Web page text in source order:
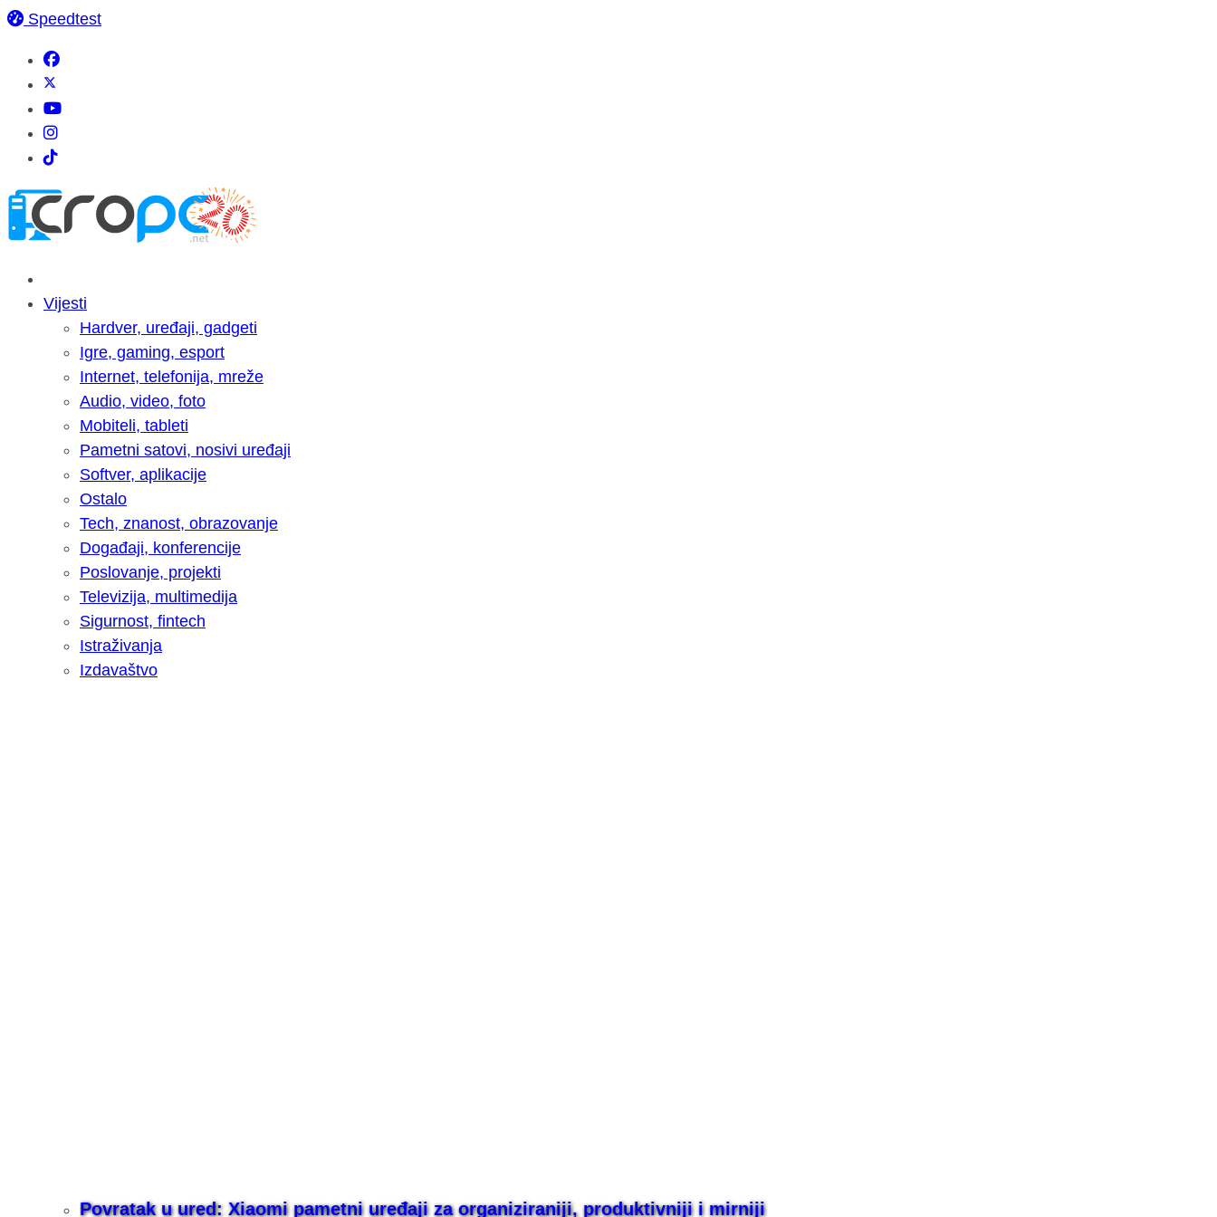
Speedtest
Vijesti
Hardver, uređaji, gadgeti
Igre, gaming, esport
Internet, telefonija, mreže
Audio, video, foto
Mobiteli, tableti
Pametni satovi, nosivi uređaji
Softver, aplikacije
Ostalo
Tech, znanost, obrazovanje
Događaji, konferencije
Poslovanje, projekti
Televizija, multimedija
Sigurnost, fintech
Istraživanja
Izdavaštvo
Povratak u ured: Xiaomi pametni uređaji za organiziraniji, produktivniji i mirniji